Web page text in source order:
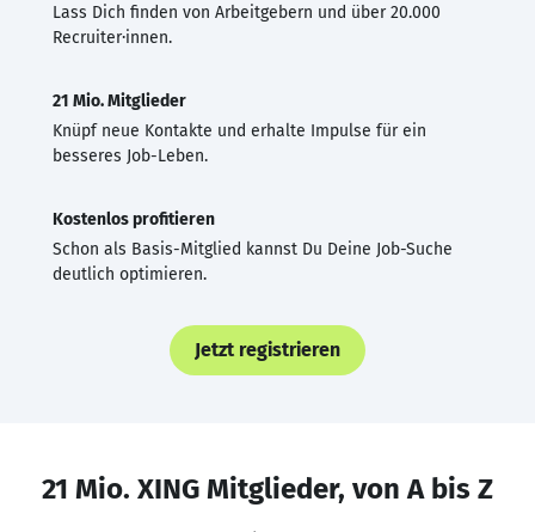
Lass Dich finden von Arbeitgebern und über 20.000
Recruiter·innen.
21 Mio. Mitglieder
Knüpf neue Kontakte und erhalte Impulse für ein
besseres Job-Leben.
Kostenlos profitieren
Schon als Basis-Mitglied kannst Du Deine Job-Suche
deutlich optimieren.
Jetzt registrieren
21 Mio. XING Mitglieder, von A bis Z